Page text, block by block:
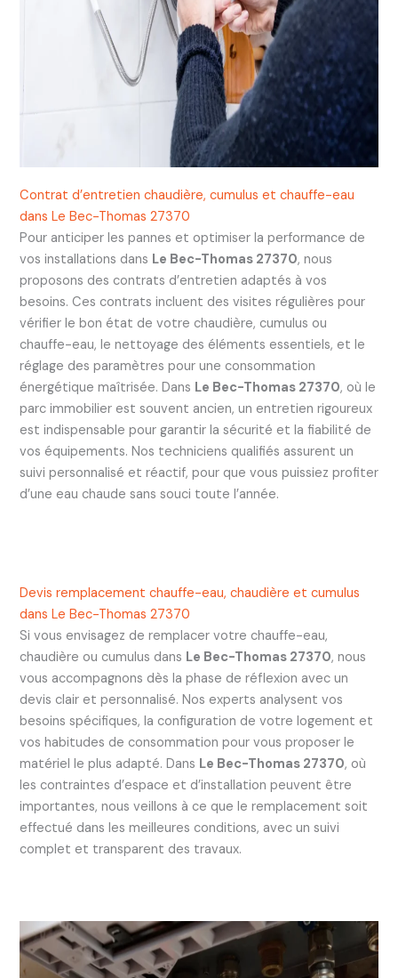
Contrat d’entretien chaudière, cumulus et chauffe-eau
dans Le Bec-Thomas 27370
Pour anticiper les pannes et optimiser la performance de
vos installations dans Le Bec-Thomas 27370, nous
proposons des contrats d’entretien adaptés à vos
besoins. Ces contrats incluent des visites régulières pour
vérifier le bon état de votre chaudière, cumulus ou
chauffe-eau, le nettoyage des éléments essentiels, et le
réglage des paramètres pour une consommation
énergétique maîtrisée. Dans Le Bec-Thomas 27370, où le
parc immobilier est souvent ancien, un entretien rigoureux
est indispensable pour garantir la sécurité et la fiabilité de
vos équipements. Nos techniciens qualifiés assurent un
suivi personnalisé et réactif, pour que vous puissiez profiter
d’une eau chaude sans souci toute l’année.
Devis remplacement chauffe-eau, chaudière et cumulus
dans Le Bec-Thomas 27370
Si vous envisagez de remplacer votre chauffe-eau,
chaudière ou cumulus dans Le Bec-Thomas 27370, nous
vous accompagnons dès la phase de réflexion avec un
devis clair et personnalisé. Nos experts analysent vos
besoins spécifiques, la configuration de votre logement et
vos habitudes de consommation pour vous proposer le
matériel le plus adapté. Dans Le Bec-Thomas 27370, où
les contraintes d’espace et d’installation peuvent être
importantes, nous veillons à ce que le remplacement soit
effectué dans les meilleures conditions, avec un suivi
complet et transparent des travaux.